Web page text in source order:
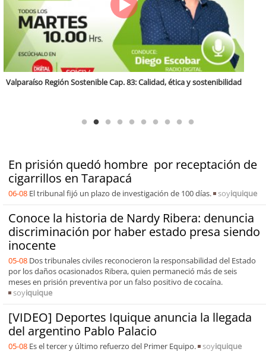
En prisión quedó hombre por receptación de
cigarrillos en Tarapacá
06-08 El tribunal fijó un plazo de investigación de 100 días. soyiquique
Conoce la historia de Nardy Ribera: denuncia
discriminación por haber estado presa siendo
inocente
05-08 Dos tribunales civiles reconocieron la responsabilidad del Estado
por los daños ocasionados Ribera, quien permaneció más de seis
meses en prisión preventiva por un falso positivo de cocaína.
soyiquique
[VIDEO] Deportes Iquique anuncia la llegada
del argentino Pablo Palacio
05-08 Es el tercer y último refuerzo del Primer Equipo. soyiquique